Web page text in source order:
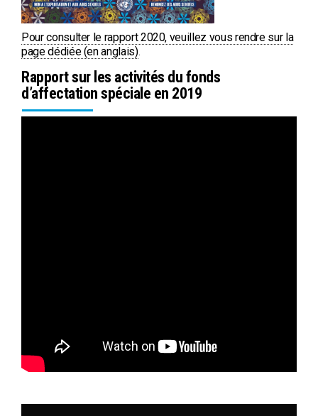
Pour consulter le rapport 2020, veuillez vous rendre sur la
page dédiée (en anglais).
Rapport sur les activités du fonds
d’affectation spéciale en 2019